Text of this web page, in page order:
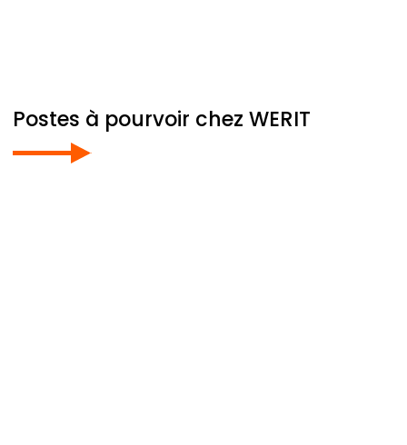
Postes à pourvoir chez WERIT